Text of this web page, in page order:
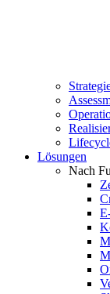
Lösungen
Nach